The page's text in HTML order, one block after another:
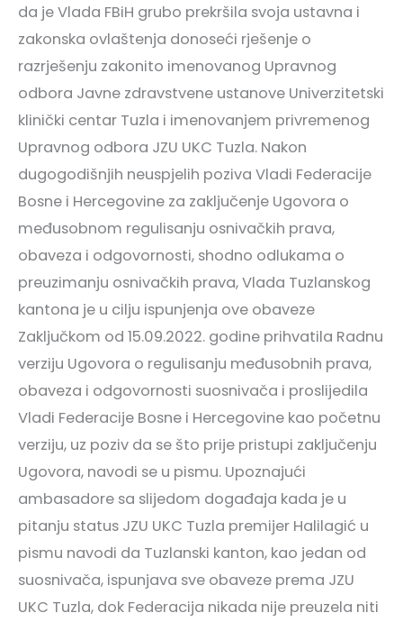
da je Vlada FBiH grubo prekršila svoja ustavna i
zakonska ovlaštenja donoseći rješenje o
razrješenju zakonito imenovanog Upravnog
odbora Javne zdravstvene ustanove Univerzitetski
klinički centar Tuzla i imenovanjem privremenog
Upravnog odbora JZU UKC Tuzla. Nakon
dugogodišnjih neuspjelih poziva Vladi Federacije
Bosne i Hercegovine za zaključenje Ugovora o
međusobnom regulisanju osnivačkih prava,
obaveza i odgovornosti, shodno odlukama o
preuzimanju osnivačkih prava, Vlada Tuzlanskog
kantona je u cilju ispunjenja ove obaveze
Zaključkom od 15.09.2022. godine prihvatila Radnu
verziju Ugovora o regulisanju međusobnih prava,
obaveza i odgovornosti suosnivača i proslijedila
Vladi Federacije Bosne i Hercegovine kao početnu
verziju, uz poziv da se što prije pristupi zaključenju
Ugovora, navodi se u pismu. Upoznajući
ambasadore sa slijedom događaja kada je u
pitanju status JZU UKC Tuzla premijer Halilagić u
pismu navodi da Tuzlanski kanton, kao jedan od
suosnivača, ispunjava sve obaveze prema JZU
UKC Tuzla, dok Federacija nikada nije preuzela niti